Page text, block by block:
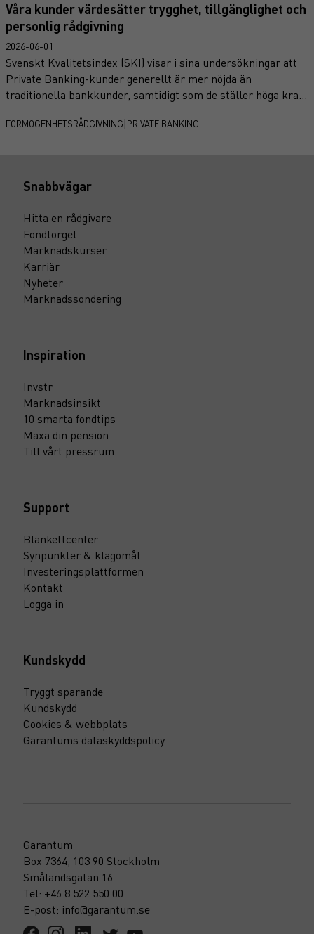
Våra kunder värdesätter trygghet, tillgänglighet och
personlig rådgivning
2026-06-01
Svenskt Kvalitetsindex (SKI) visar i sina undersökningar att
Private Banking-kunder generellt är mer nöjda än
traditionella bankkunder, samtidigt som de ställer höga krav
känner igen från vår egen kundundersökning.
FÖRMÖGENHETSRÅDGIVNING|PRIVATE BANKING
Snabbvägar
Hitta en rådgivare
Fondtorget
Marknadskurser
Karriär
Nyheter
Marknadssondering
Inspiration
Invstr
Marknadsinsikt
10 smarta fondtips
Maxa din pension
Till vårt pressrum
Support
Blankettcenter
Synpunkter & klagomål
Investeringsplattformen
Kontakt
Logga in
Kundskydd
Tryggt sparande
Kundskydd
Cookies & webbplats
Garantums dataskyddspolicy
Garantum
Box 7364, 103 90 Stockholm
Smålandsgatan 16
Tel: +46 8 522 550 00
E-post: info@garantum.se